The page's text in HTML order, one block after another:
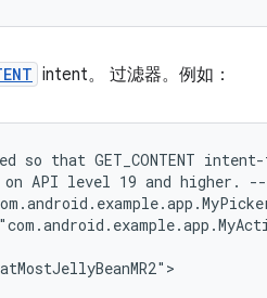
intent。 过滤器。例如：
so that GET_CONTENT
on API level 19 and higher.